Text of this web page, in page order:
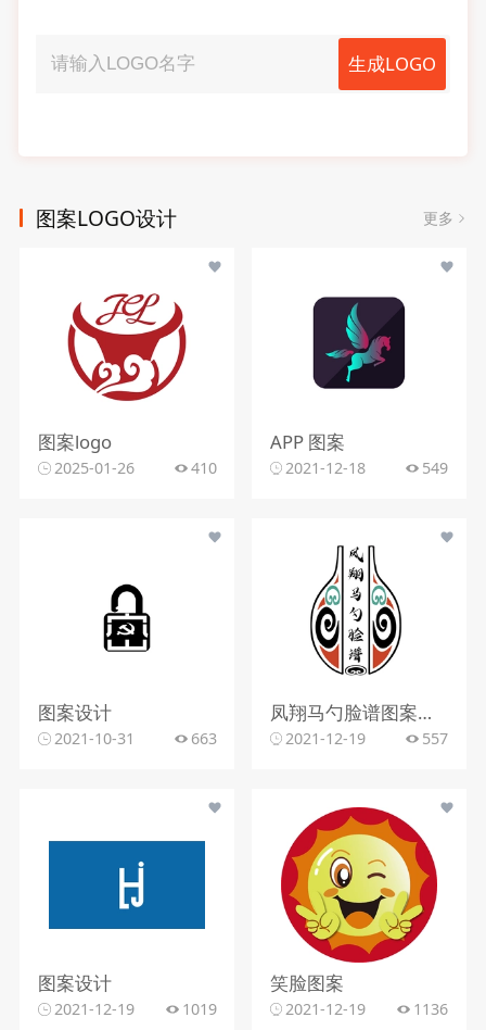
生成LOGO
图案LOGO设计 更多
图案logo
2025-01-26 410
APP 图案
2021-12-18 549
图案设计
2021-10-31 663
凤翔马勺脸谱图案定稿
2021-12-19 557
图案设计
2021-12-19 1019
笑脸图案
2021-12-19 1136